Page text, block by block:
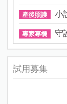
產後照護 小
專家專欄 守
試用募集